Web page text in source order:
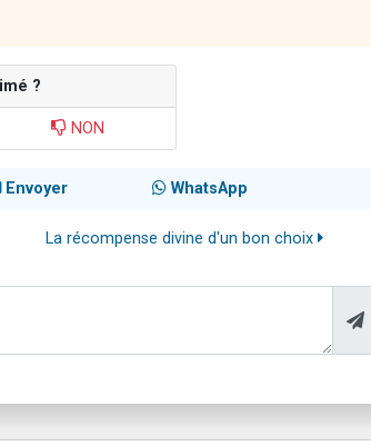
?
NON
Envoyer WhatsApp
La récompense divine d'un bon choix